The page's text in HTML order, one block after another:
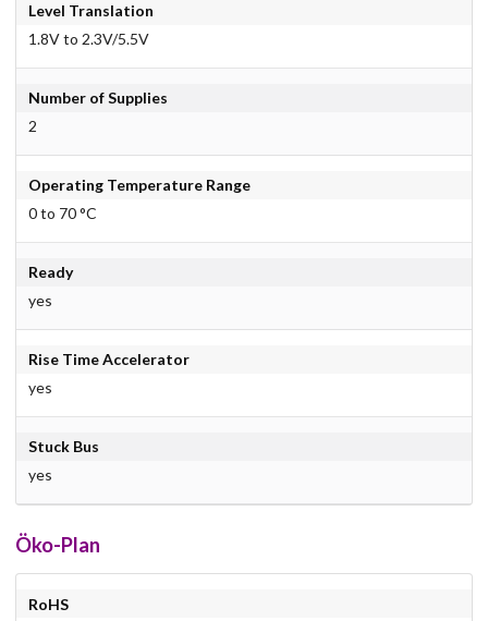
Level Translation
1.8V to 2.3V/5.5V
Number of Supplies
2
Operating Temperature Range
0 to 70 °C
Ready
yes
Rise Time Accelerator
yes
Stuck Bus
yes
Öko-Plan
RoHS